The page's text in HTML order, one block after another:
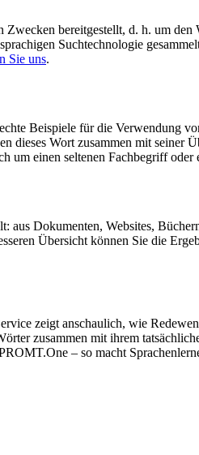
bereitgestellt, d. h. um
Suchtechnologie
Sie uns.
Beispiele für die Verwendung
Wort zusammen mit seiner
um einen seltenen Fachbegriff
aus Dokumenten, Websites,
Übersicht können Sie die
zeigt anschaulich, wie
zusammen mit ihrem
– so macht